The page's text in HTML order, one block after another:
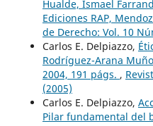
Hualde, Ismael
Ediciones RAP,
de Derecho: Vol. 10
Carlos E. Delpiazzo,
Rodríguez-Arana
2004, 191 págs. ,
(2005)
Carlos E. Delpiazzo,
Pilar fundamental del